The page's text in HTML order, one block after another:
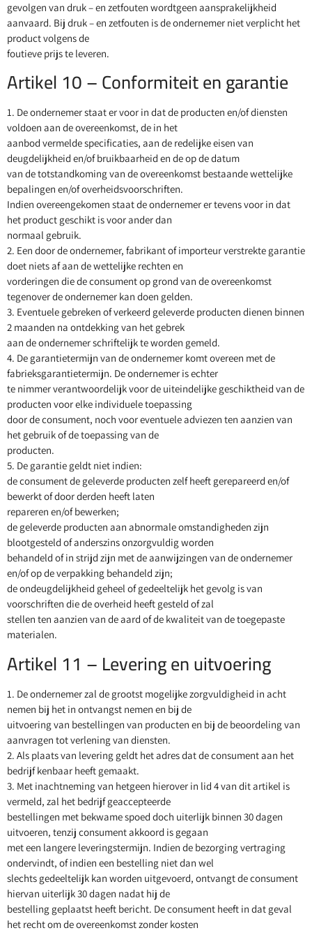
gevolgen van druk – en zetfouten wordtgeen aansprakelijkheid
aanvaard. Bij druk – en zetfouten is de ondernemer niet verplicht het
product volgens de
foutieve prijs te leveren.
Artikel 10 – Conformiteit en garantie
1. De ondernemer staat er voor in dat de producten en/of diensten
voldoen aan de overeenkomst, de in het
aanbod vermelde specificaties, aan de redelijke eisen van
deugdelijkheid en/of bruikbaarheid en de op de datum
van de totstandkoming van de overeenkomst bestaande wettelijke
bepalingen en/of overheidsvoorschriften.
Indien overeengekomen staat de ondernemer er tevens voor in dat
het product geschikt is voor ander dan
normaal gebruik.
2. Een door de ondernemer, fabrikant of importeur verstrekte garantie
doet niets af aan de wettelijke rechten en
vorderingen die de consument op grond van de overeenkomst
tegenover de ondernemer kan doen gelden.
3. Eventuele gebreken of verkeerd geleverde producten dienen binnen
2 maanden na ontdekking van het gebrek
aan de ondernemer schriftelijk te worden gemeld.
4. De garantietermijn van de ondernemer komt overeen met de
fabrieksgarantietermijn. De ondernemer is echter
te nimmer verantwoordelijk voor de uiteindelijke geschiktheid van de
producten voor elke individuele toepassing
door de consument, noch voor eventuele adviezen ten aanzien van
het gebruik of de toepassing van de
producten.
5. De garantie geldt niet indien:
de consument de geleverde producten zelf heeft gerepareerd en/of
bewerkt of door derden heeft laten
repareren en/of bewerken;
de geleverde producten aan abnormale omstandigheden zijn
blootgesteld of anderszins onzorgvuldig worden
behandeld of in strijd zijn met de aanwijzingen van de ondernemer
en/of op de verpakking behandeld zijn;
de ondeugdelijkheid geheel of gedeeltelijk het gevolg is van
voorschriften die de overheid heeft gesteld of zal
stellen ten aanzien van de aard of de kwaliteit van de toegepaste
materialen.
Artikel 11 – Levering en uitvoering
1. De ondernemer zal de grootst mogelijke zorgvuldigheid in acht
nemen bij het in ontvangst nemen en bij de
uitvoering van bestellingen van producten en bij de beoordeling van
aanvragen tot verlening van diensten.
2. Als plaats van levering geldt het adres dat de consument aan het
bedrijf kenbaar heeft gemaakt.
3. Met inachtneming van hetgeen hierover in lid 4 van dit artikel is
vermeld, zal het bedrijf geaccepteerde
bestellingen met bekwame spoed doch uiterlijk binnen 30 dagen
uitvoeren, tenzij consument akkoord is gegaan
met een langere leveringstermijn. Indien de bezorging vertraging
ondervindt, of indien een bestelling niet dan wel
slechts gedeeltelijk kan worden uitgevoerd, ontvangt de consument
hiervan uiterlijk 30 dagen nadat hij de
bestelling geplaatst heeft bericht. De consument heeft in dat geval
het recht om de overeenkomst zonder kosten